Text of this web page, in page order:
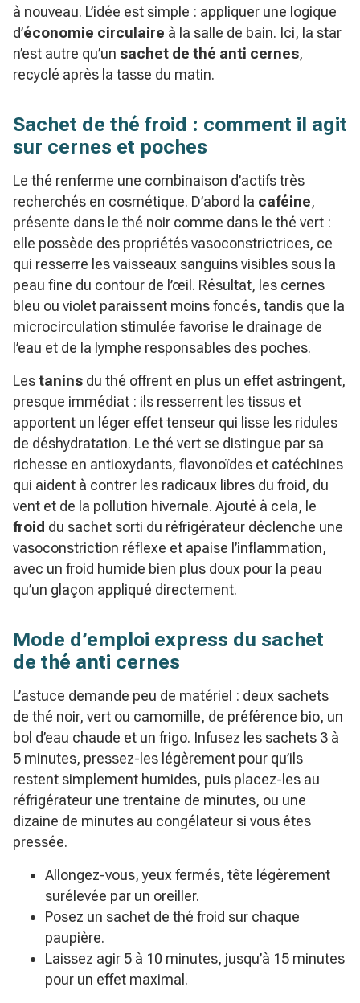
à nouveau. L’idée est simple : appliquer une logique
d’économie circulaire à la salle de bain. Ici, la star
n’est autre qu’un sachet de thé anti cernes,
recyclé après la tasse du matin.
Sachet de thé froid : comment il agit
sur cernes et poches
Le thé renferme une combinaison d’actifs très
recherchés en cosmétique. D’abord la caféine,
présente dans le thé noir comme dans le thé vert :
elle possède des propriétés vasoconstrictrices, ce
qui resserre les vaisseaux sanguins visibles sous la
peau fine du contour de l’œil. Résultat, les cernes
bleu ou violet paraissent moins foncés, tandis que la
microcirculation stimulée favorise le drainage de
l’eau et de la lymphe responsables des poches.
Lestanins du thé offrent en plus un effet astringent,
presque immédiat : ils resserrent les tissus et
apportent un léger effet tenseur qui lisse les ridules
de déshydratation. Le thé vert se distingue par sa
richesse en antioxydants, flavonoïdes et catéchines
qui aident à contrer les radicaux libres du froid, du
vent et de la pollution hivernale. Ajouté à cela, le
froid du sachet sorti du réfrigérateur déclenche une
vasoconstriction réflexe et apaise l’inflammation,
avec un froid humide bien plus doux pour la peau
qu’un glaçon appliqué directement.
Mode d’emploi express du sachet
de thé anti cernes
L’astuce demande peu de matériel : deux sachets
de thé noir, vert ou camomille, de préférence bio, un
bol d’eau chaude et un frigo. Infusez les sachets 3 à
5 minutes, pressez-les légèrement pour qu’ils
restent simplement humides, puis placez-les au
réfrigérateur une trentaine de minutes, ou une
dizaine de minutes au congélateur si vous êtes
pressée.
Allongez-vous, yeux fermés, tête légèrement
surélevée par un oreiller.
Posez un sachet de thé froid sur chaque
paupière.
Laissez agir 5 à 10 minutes, jusqu’à 15 minutes
pour un effet maximal.